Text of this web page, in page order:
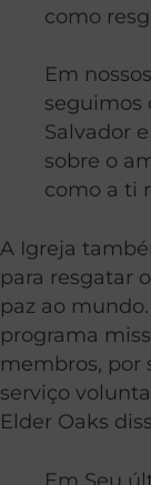
como
Em
seguimos
Salvador
sobre o
como a ti
A Igreja
para resgatar
paz ao
programa
membros, por
serviço
Elder Oaks
Em Seu